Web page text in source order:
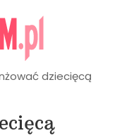
dziecięcą